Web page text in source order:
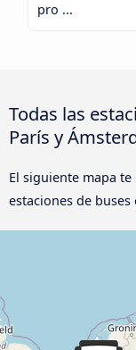
pro ...
Todas las
París y
El siguiente mapa
estaciones de buses